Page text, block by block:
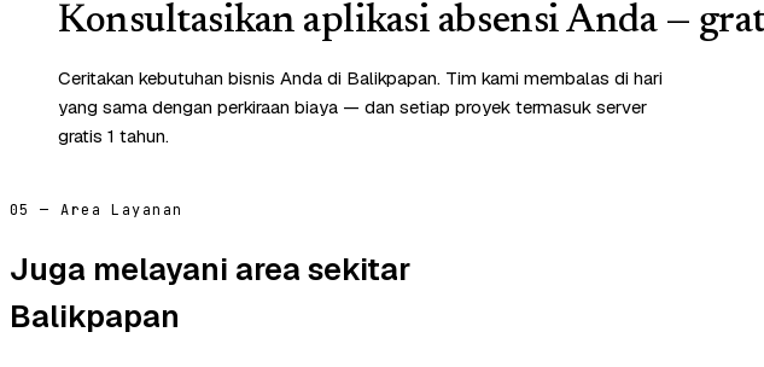
Konsultasikan aplikasi absensi Anda —
Ceritakan kebutuhan bisnis Anda di Balikpapan. Tim kami membalas di hari
yang sama dengan perkiraan biaya — dan setiap proyek termasuk server
gratis 1 tahun.
05 — Area Layanan
Juga melayani area sekitar
Balikpapan